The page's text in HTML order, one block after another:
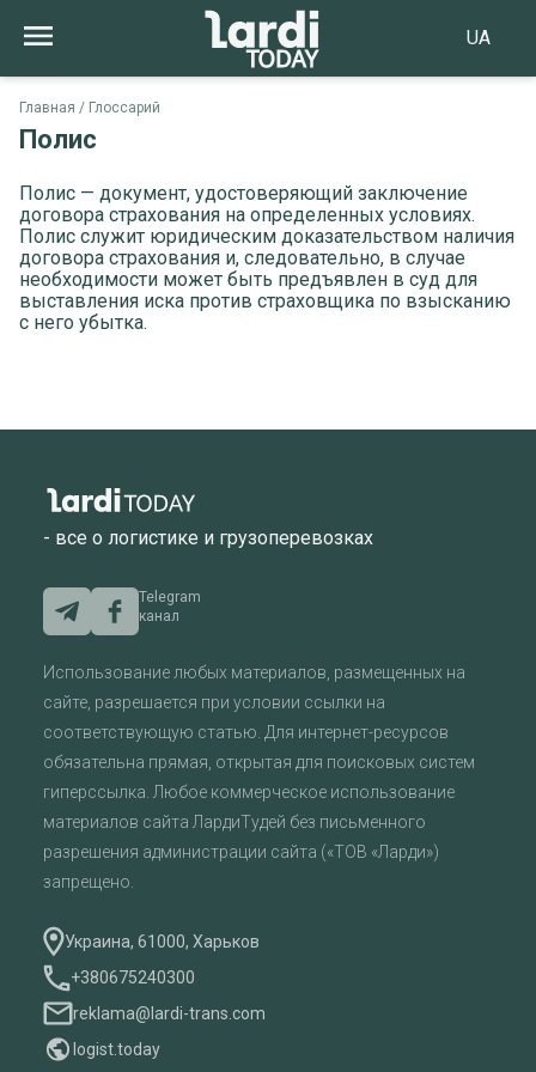
UA
Главная Глоссарий
Полис
Полис — документ, удостоверяющий заключение
договора страхования на определенных условиях.
Полис служит юридическим доказательством наличия
договора страхования и, следовательно, в случае
необходимости может быть предъявлен в суд для
выставления иска против страховщика по взысканию
с него убытка.
- все о логистике и грузоперевозках
Telegram
канал
Использование любых материалов, размещенных на
сайте, разрешается при условии ссылки на
соответствующую статью. Для интернет-ресурсов
обязательна прямая, открытая для поисковых систем
гиперссылка. Любое коммерческое использование
материалов сайта ЛардиТудей без письменного
разрешения администрации сайта («ТОВ «Ларди»)
запрещено.
Украина, 61000, Харьков
+380675240300
reklama@lardi-trans.com
logist.today